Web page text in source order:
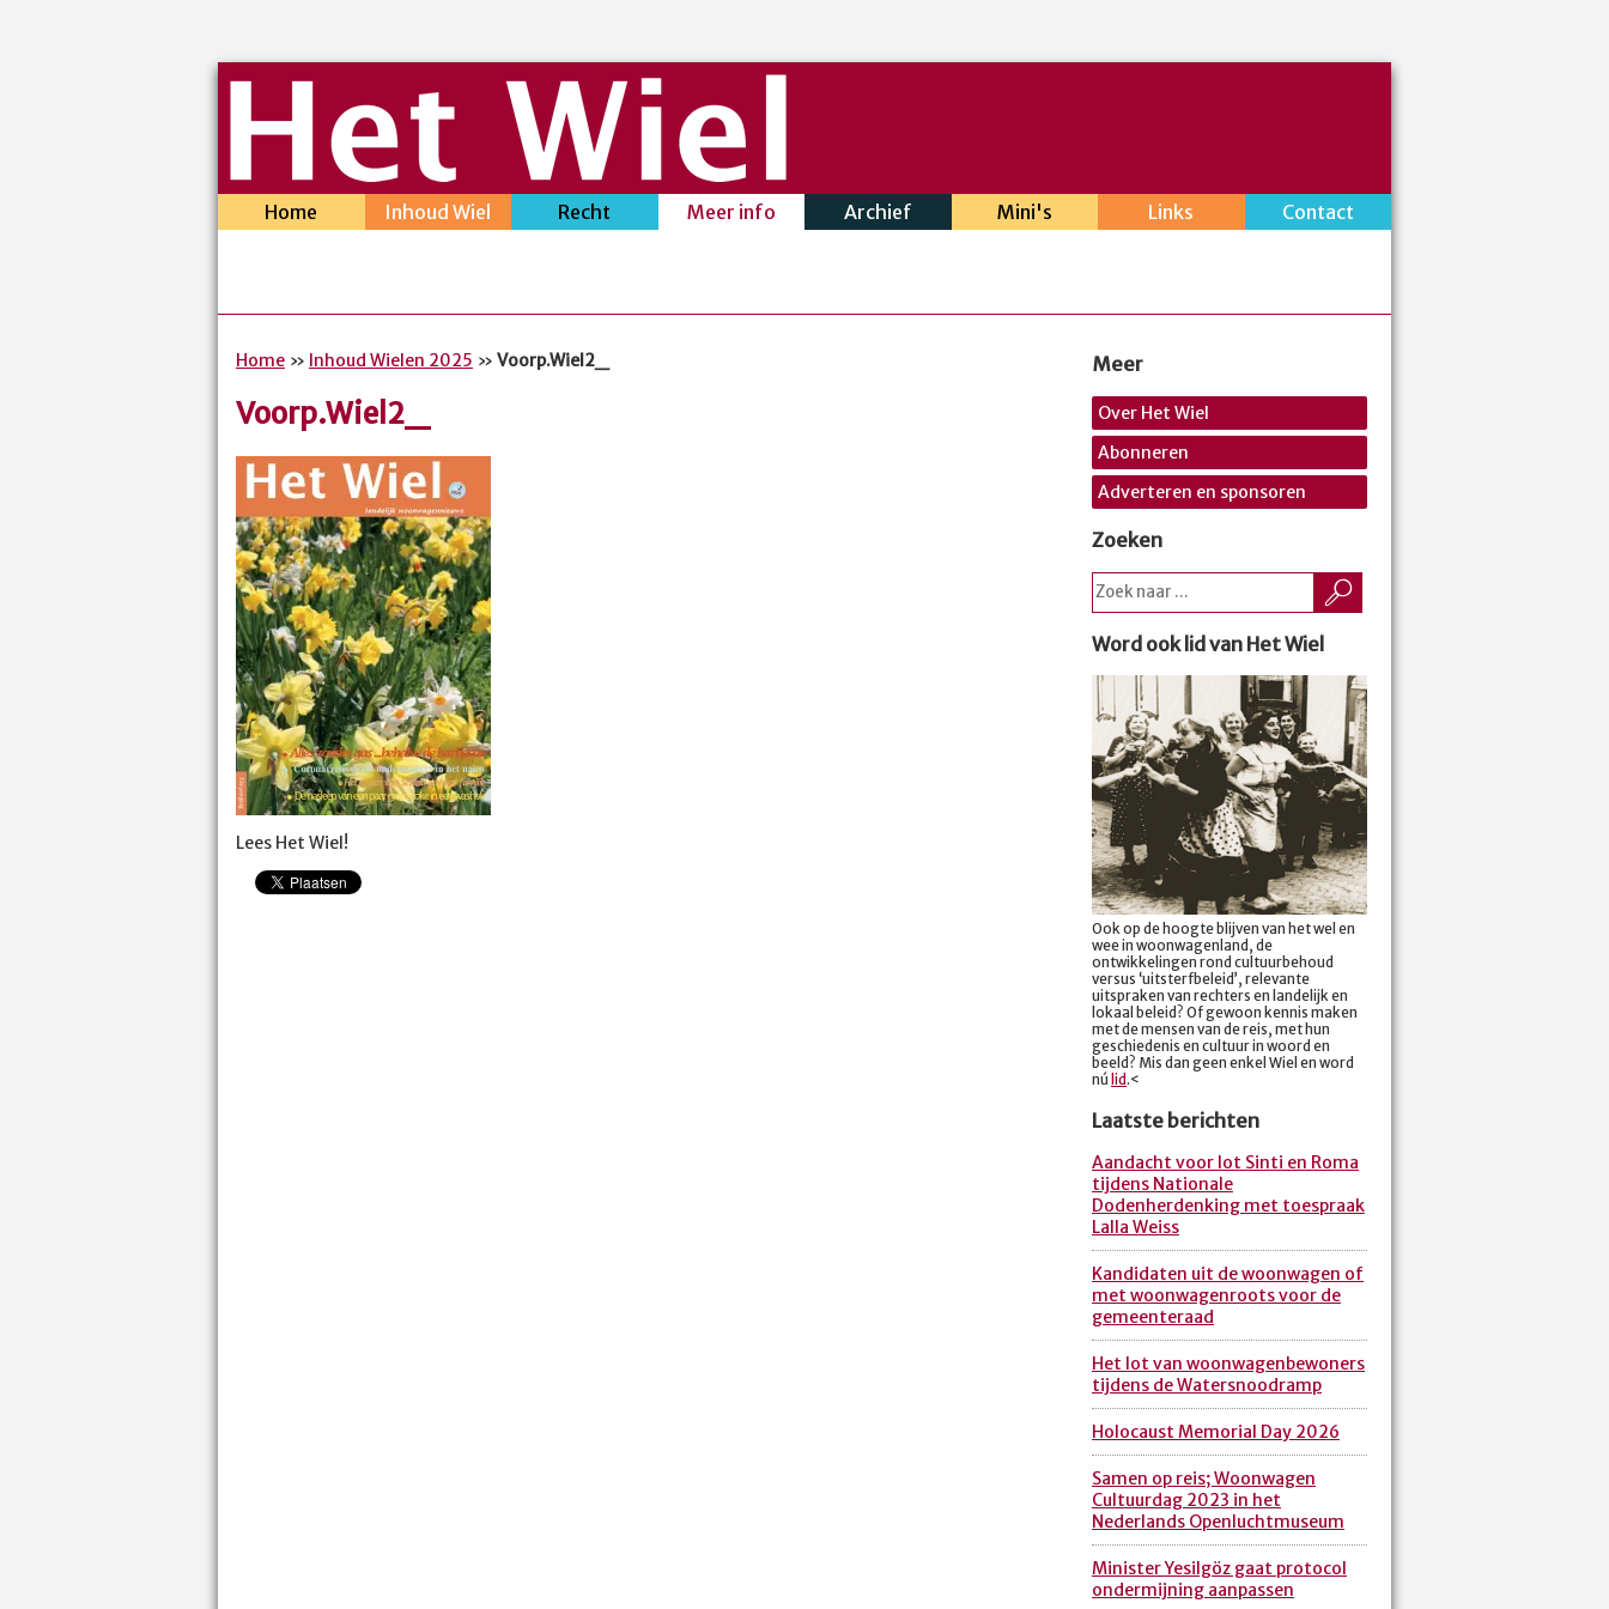
Home Inhoud Wiel Recht Meer info Archief Mini's Links Contact
Home » Inhoud Wielen 2025 » Voorp.Wiel2_
Voorp.Wiel2_
Lees Het Wiel!
Meer
Over Het Wiel
Abonneren
Adverteren en sponsoren
Zoeken
Word ook lid van Het Wiel
Ook op de hoogte blijven van het wel en
wee in woonwagenland, de
ontwikkelingen rond cultuurbehoud
versus ‘uitsterfbeleid’, relevante
uitspraken van rechters en landelijk en
lokaal beleid? Of gewoon kennis maken
met de mensen van de reis, met hun
geschiedenis en cultuur in woord en
beeld? Mis dan geen enkel Wiel en word
nú lid.<
Laatste berichten
Aandacht voor lot Sinti en Roma
tijdens Nationale
Dodenherdenking met toespraak
Lalla Weiss
Kandidaten uit de woonwagen of
met woonwagenroots voor de
gemeenteraad
Het lot van woonwagenbewoners
tijdens de Watersnoodramp
Holocaust Memorial Day 2026
Samen op reis; Woonwagen
Cultuurdag 2023 in het
Nederlands Openluchtmuseum
Minister Yesilgöz gaat protocol
ondermijning aanpassen